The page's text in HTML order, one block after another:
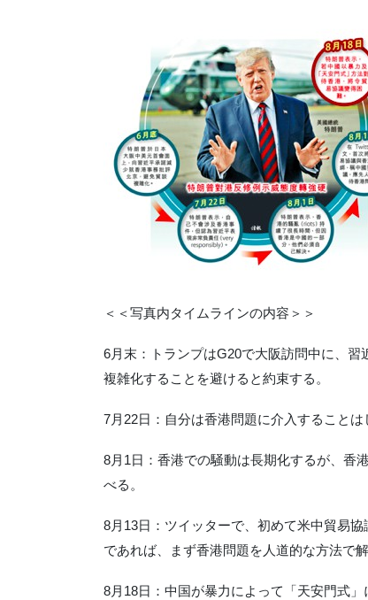
＜＜写真内タイムラインの内容＞＞
6月末：トランプはG20で大阪訪問中に、
複雑化することを避けると約束する。
7月22日：自分は香港問題に介入すること
8月1日：香港での騒動は長期化するが、香
べる。
8月13日：ツイッターで、初めて米中貿易
であれば、まず香港問題を人道的な方法で
8月18日：中国が暴力によって「天安門式